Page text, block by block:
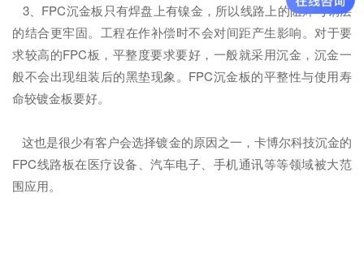
3、FPC沉金板只有焊盘上有镍金，所以线路上的阻焊与铜层
的结合更牢固。工程在作补偿时不会对间距产生影响。对于要
求较高的FPC板，平整度要求要好，一般就采用沉金，沉金一
般不会出现组装后的黑垫现象。FPC沉金板的平整性与使用寿
命较镀金板要好。
这也是很少有客户会选择镀金的原因之一，卡博尔科技沉金的
FPC线路板在医疗设备、汽车电子、手机通讯等等领域被大范
围应用。